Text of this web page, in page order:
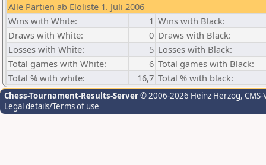
Alle Partien ab Eloliste 1. Juli 2006
Wins with White:
1 Wins with Black:
Draws with White:
0 Draws with Black:
Losses with White:
5 Losses with Black:
Total games with White:
6 Total games with Black:
Total % with white:
16,7 Total % with black:
Chess-Tournament-Results-Server© 2006-2026 Heinz Herzog,
Legal details/Terms of use